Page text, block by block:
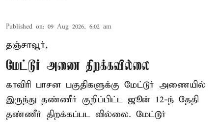
Published on: 09 Aug 2026, 6:02 am
தஞ்சாவூர்,
மேட்டூர் அணை திறக்கவில்லை
காவிரி பாசன பகுதிகளுக்கு மேட்டூர் அணையில்
இருந்து தண்ணீர் குறிப்பிட்ட ஜூன் 12-ந் தேதி
தண்ணீர் திறக்கப்பட வில்லை. மேட்டூர்